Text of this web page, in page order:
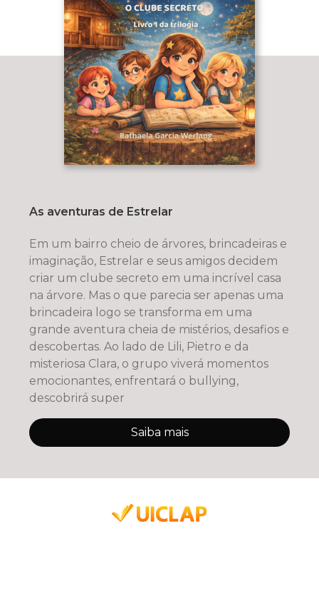
As aventuras de Estrelar
Em um bairro cheio de árvores, brincadeiras e
imaginação, Estrelar e seus amigos decidem
criar um clube secreto em uma incrível casa
na árvore. Mas o que parecia ser apenas uma
brincadeira logo se transforma em uma
grande aventura cheia de mistérios, desafios e
descobertas. Ao lado de Lili, Pietro e da
misteriosa Clara, o grupo viverá momentos
emocionantes, enfrentará o bullying,
descobrirá super
Saiba mais